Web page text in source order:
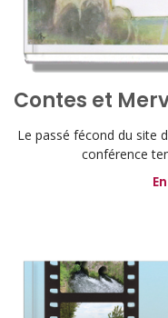
Contes et
Le passé fécond du site
conférence